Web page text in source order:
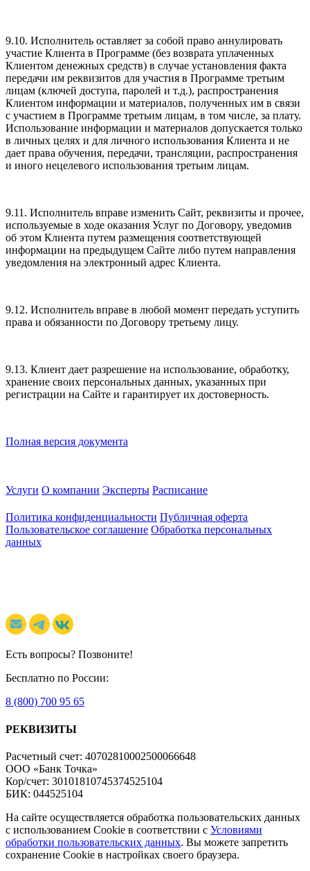
9.10. Исполнитель оставляет за собой право аннулировать
участие Клиента в Программе (без возврата уплаченных
Клиентом денежных средств) в случае установления факта
передачи им реквизитов для участия в Программе третьим
лицам (ключей доступа, паролей и т.д.), распространения
Клиентом информации и материалов, полученных им в связи
с участием в Программе третьим лицам, в том числе, за плату.
Использование информации и материалов допускается только
в личных целях и для личного использования Клиента и не
дает права обучения, передачи, трансляции, распространения
и иного нецелевого использования третьим лицам.
9.11. Исполнитель вправе изменить Сайт, реквизиты и прочее,
используемые в ходе оказания Услуг по Договору, уведомив
об этом Клиента путем размещения соответствующей
информации на предыдущем Сайте либо путем направления
уведомления на электронный адрес Клиента.
9.12. Исполнитель вправе в любой момент передать уступить
права и обязанности по Договору третьему лицу.
9.13. Клиент дает разрешение на использование, обработку,
хранение своих персональных данных, указанных при
регистрации на Сайте и гарантирует их достоверность.
Полная версия документа
Услуги О компании Эксперты Расписание
Политика конфиденциальности Публичная оферта
Пользовательское соглашение Обработка персональных
данных
Есть вопросы? Позвоните!
Бесплатно по России:
8 (800) 700 95 65
РЕКВИЗИТЫ
Расчетный счет: 40702810002500066648
ООО «Банк Точка»
Кор/счет: 30101810745374525104
БИК: 044525104
На сайте осуществляется обработка пользовательских данных
с использованием Cookie в соответствии с Условиями
обработки пользовательских данных. Вы можете запретить
сохранение Cookie в настройках своего браузера.